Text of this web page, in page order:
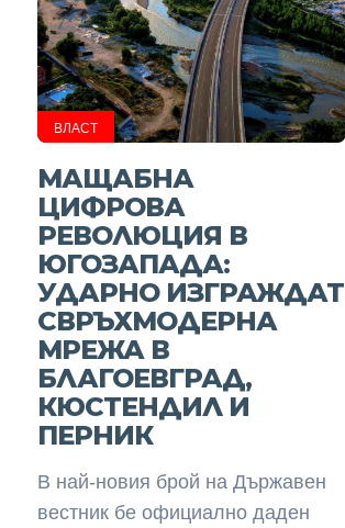
ВЛАСТ
МАЩАБНА
ЦИФРОВА
РЕВОЛЮЦИЯ В
ЮГОЗАПАДА:
УДАРНО ИЗГРАЖДАТ
СВРЪХМОДЕРНА
МРЕЖА В
БЛАГОЕВГРАД,
КЮСТЕНДИЛ И
ПЕРНИК
В най-новия брой на Държавен
вестник бе официално даден